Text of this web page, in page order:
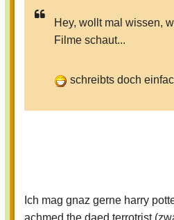
Hey, wollt mal wissen,
Filme schaut...
schreibts doch
Ich mag gnaz gerne harry